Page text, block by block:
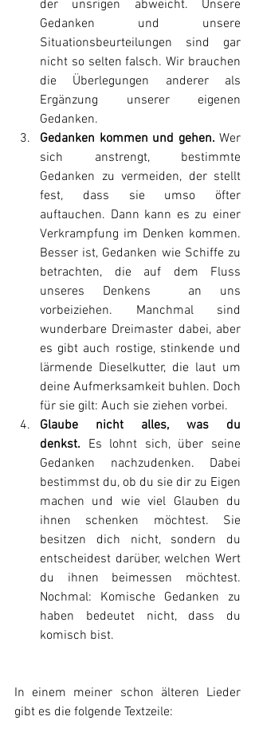
der unsrigen abweicht. Unsere
Gedanken und unsere
Situationsbeurteilungen sind gar
nicht so selten falsch. Wir brauchen
die Überlegungen anderer als
Ergänzung unserer eigenen
Gedanken.
Gedanken kommen und gehen. Wer
sich anstrengt, bestimmte
Gedanken zu vermeiden, der stellt
fest, dass sie umso öfter
auftauchen. Dann kann es zu einer
Verkrampfung im Denken kommen.
Besser ist, Gedanken wie Schiffe zu
betrachten, die auf dem Fluss
unseres Denkens  an uns
vorbeiziehen. Manchmal sind
wunderbare Dreimaster dabei, aber
es gibt auch rostige, stinkende und
lärmende Dieselkutter, die laut um
deine Aufmerksamkeit buhlen. Doch
für sie gilt: Auch sie ziehen vorbei.
Glaube nicht alles, was du
denkst. Es lohnt sich, über seine
Gedanken nachzudenken. Dabei
bestimmst du, ob du sie dir zu Eigen
machen und wie viel Glauben du
ihnen schenken möchtest. Sie
besitzen dich nicht, sondern du
entscheidest darüber, welchen Wert
du ihnen beimessen möchtest.
Nochmal: Komische Gedanken zu
haben bedeutet nicht, dass du
komisch bist.
In einem meiner schon älteren Lieder
gibt es die folgende Textzeile: